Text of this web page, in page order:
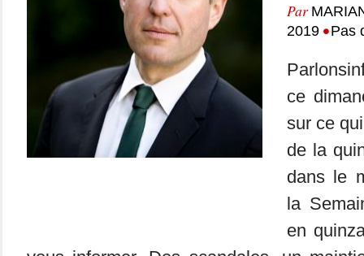
Par
2019 •Pas
ce
sur ce
de la
dans le
la
en